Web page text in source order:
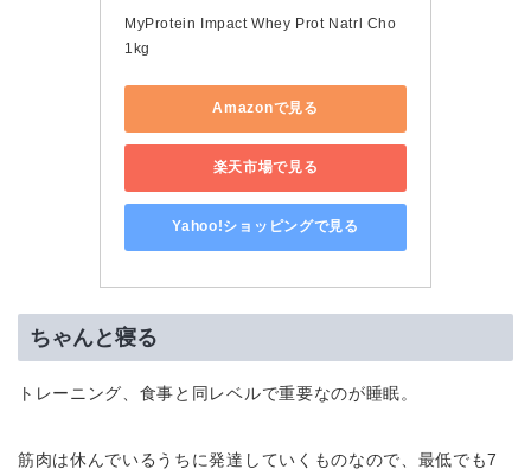
MyProtein Impact Whey Prot Natrl Cho
1kg
Amazonで見る
楽天市場で見る
Yahoo!ショッピングで見る
ちゃんと寝る
トレーニング、食事と同レベルで重要なのが睡眠。
筋肉は休んでいるうちに発達していくものなので、最低でも7